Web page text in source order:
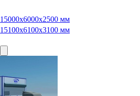
15000х6000х2500 мм
15100х6100х3100 мм